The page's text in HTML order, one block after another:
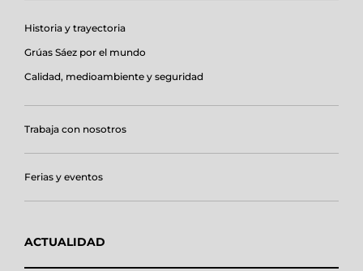
Historia y trayectoria
Grúas Sáez por el mundo
Calidad, medioambiente y seguridad
Trabaja con nosotros
Ferias y eventos
ACTUALIDAD